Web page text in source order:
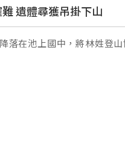
遺體尋獲吊掛下山
落在池上國中，將林姓登